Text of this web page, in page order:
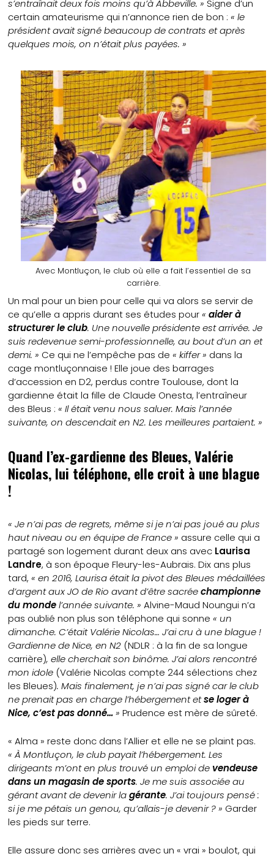
s’entraînait deux fois moins qu’à Abbeville. »Signe d’un
certain amateurisme qui n’annonce rien de bon :« le
président avait signé beaucoup de contrats et après
quelques mois, on n’était plus payées. »
Avec Montluçon, le club où elle a fait l’essentiel de sa
carrière.
Un mal pour un bien pour celle qui va alors se servir de
ce qu’elle a appris durant ses études pour«aider à
structurer le club. Une nouvelle présidente est arrivée. Je
suis redevenue semi-professionnelle, au bout d’un an et
demi. » Ce qui ne l’empêche pas de« kiffer » dans la
cage montluçonnaise ! Elle joue des barrages
d’accession en D2, perdus contre Toulouse, dont la
gardienne était la fille de Claude Onesta, l’entraîneur
des Bleus :« Il était venu nous saluer. Mais l’année
suivante, on descendait en N2. Les meilleures partaient. »
Quand l’ex-gardienne des Bleues, Valérie
Nicolas, lui téléphone, elle croit à une blague
!
« Je n’ai pas de regrets, même si je n’ai pas joué au plus
haut niveau ou en équipe de France » assure celle qui a
partagé son logement durant deux ans avec Laurisa
Landre, à son époque Fleury-les-Aubrais. Dix ans plus
tard, « en 2016, Laurisa était la pivot des Bleues médaillées
d’argent aux JO de Rio avant d’être sacréechampionne
du mondel’année suivante. »Alvine-Maud Noungui n’a
pas oublié non plus son téléphone qui sonne « un
dimanche. C’était Valérie Nicolas… J’ai cru à une blague !
Gardienne de Nice, en N2 (NDLR : à la fin de sa longue
carrière), elle cherchait son binôme. J’ai alors rencontré
mon idole (Valérie Nicolas compte 244 sélections chez
les Bleues). Mais finalement, je n’ai pas signé car le club
ne prenait pas en charge l’hébergement etse loger à
Nice, c’est pas donné…»Prudence est mère de sûreté.
« Alma » reste donc dans l’Allier et elle ne se plaint pas.
« À Montluçon, le club payait l’hébergement. Les
dirigeants m’ont en plus trouvé un emploi de vendeuse
dans un magasin de sports. Je me suis associée au
gérant avant de devenir lagérante. J’ai toujours pensé :
si je me pétais un genou, qu’allais-je devenir ? » Garder
les pieds sur terre.
Elle assure donc ses arrières avec un « vrai » boulot, qui